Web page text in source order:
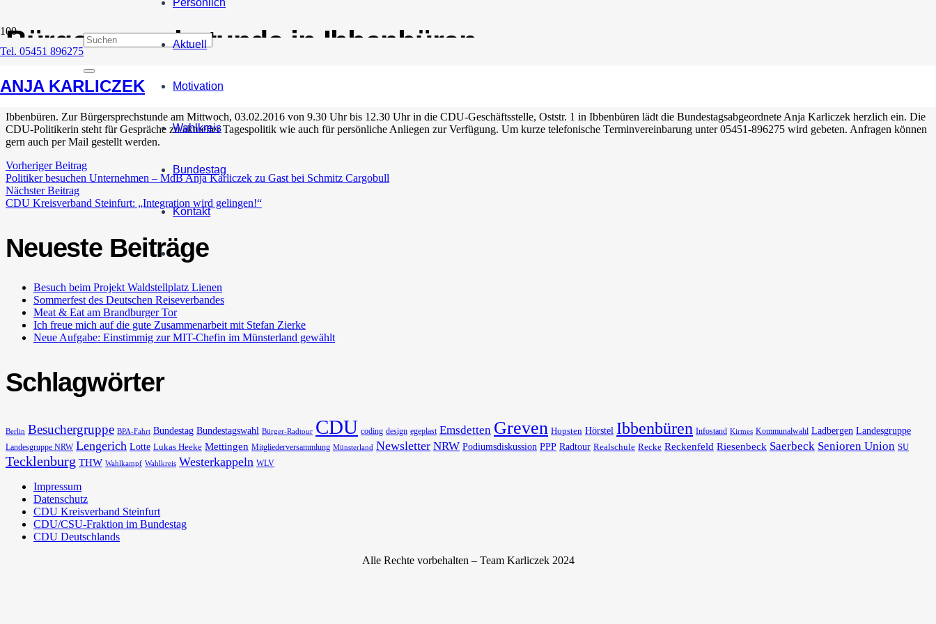
Tel. 05451 896275
ANJA KARLICZEK
Aktuell
Motivation
Wahlkreis
Bundestag
Kontakt
Bürgersprechstunde in Ibbenbüren
Ibbenbüren. Zur Bürgersprechstunde am Mittwoch, 03.02.2016 von 9.30 Uhr bis 12.30 Uhr in die CDU-Geschäftsstelle, Oststr. 1 in Ibbenbüren lädt die Bundestagsabgeordnete Anja Karliczek herzlich ein. Die
CDU-Politikerin steht für Gespräche zu aktueller Tagespolitik wie auch für persönliche Anliegen zur Verfügung. Um kurze telefonische Terminvereinbarung unter 05451-896275 wird gebeten. Anfragen können
gern auch per Mail gestellt werden.
Vorheriger Beitrag
Politiker besuchen Unternehmen – MdB Anja Karliczek zu Gast bei Schmitz Cargobull
Nächster Beitrag
CDU Kreisverband Steinfurt: „Integration wird gelingen!“
Neueste Beiträge
Besuch beim Projekt Waldstellplatz Lienen
Sommerfest des Deutschen Reiseverbandes
Meat & Eat am Brandburger Tor
Ich freue mich auf die gute Zusammenarbeit mit Stefan Zierke
Neue Aufgabe: Einstimmig zur MIT-Chefin im Münsterland gewählt
Schlagwörter
Berlin Besuchergruppe BPA-Fahrt Bundestag Bundestagswahl Bürger-Radtour CDU coding design egeplast Emsdetten Greven Hopsten Hörstel Ibbenbüren Infostand Kirmes Kommunalwahl Ladbergen Landesgruppe
Landesgruppe NRW Lengerich Lotte Lukas Heeke Mettingen Mitgliederversammlung Münsterland Newsletter NRW Podiumsdiskussion PPP Radtour Realschule Recke Reckenfeld Riesenbeck Saerbeck Senioren Union SU
Tecklenburg THW Wahlkampf Wahlkreis Westerkappeln WLV
Impressum
Datenschutz
CDU Kreisverband Steinfurt
CDU/CSU-Fraktion im Bundestag
CDU Deutschlands
Alle Rechte vorbehalten – Team Karliczek 2024